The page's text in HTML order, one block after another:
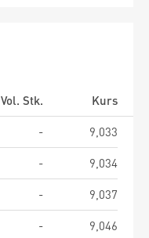
Vol. Stk.
Kurs
-
9,033
-
9,034
-
9,037
-
9,046